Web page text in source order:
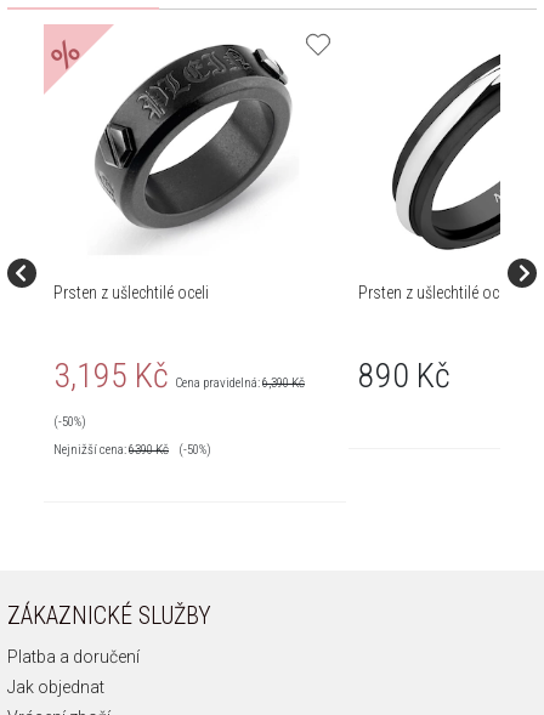
%
Prsten z ušlechtilé oceli
3,195 Kč Cena pravidelná:6,390 Kč
(-50%)
Nejnižší cena:6390Kč (-50%)
Prsten z ušlechtilé oceli
890 Kč
ZÁKAZNICKÉ SLUŽBY
Platba a doručení
Jak objednat